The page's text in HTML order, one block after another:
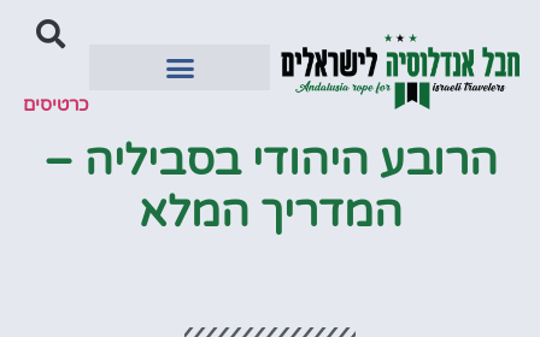
כרטיסים
הרובע היהודי בסביליה –
המדריך המלא